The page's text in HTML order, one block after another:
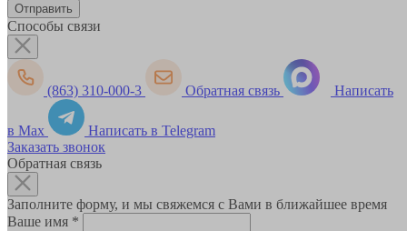
Способы связи
(863) 310-000-3 Обратная связь Написать
в Max
Написать в Telegram
Заказать звонок
Обратная связь
Заполните форму, и мы свяжемся с Вами в ближайшее время
Ваше имя *